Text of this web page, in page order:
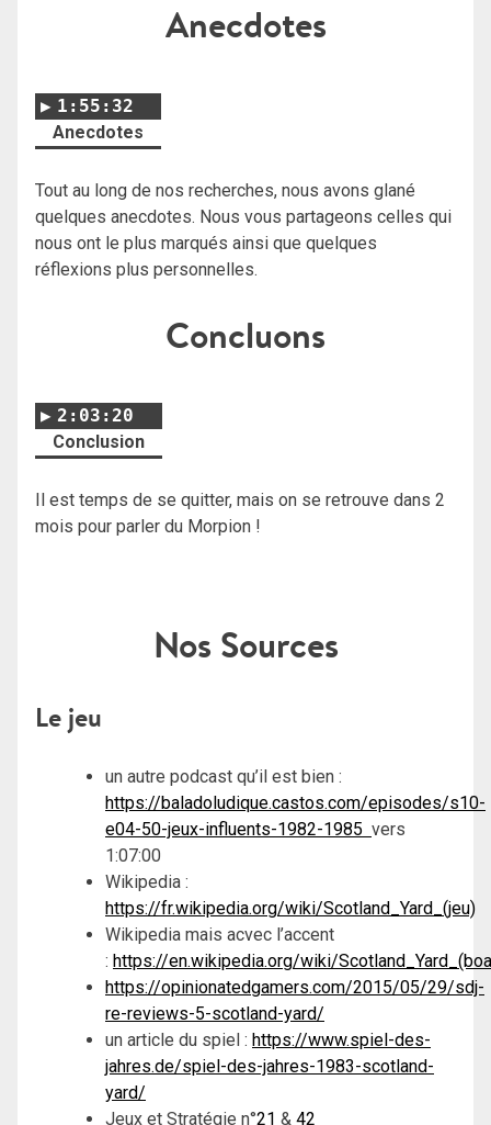
Anecdotes
1:55:32
Anecdotes
Tout au long de nos recherches, nous avons glané
quelques anecdotes. Nous vous partageons celles qui
nous ont le plus marqués ainsi que quelques
réflexions plus personnelles.
Concluons
2:03:20
Conclusion
Il est temps de se quitter, mais on se retrouve dans 2
mois pour parler du Morpion !
Nos Sources
Le jeu
un autre podcast qu’il est bien :
https://baladoludique.castos.com/episodes/s10-
e04-50-jeux-influents-1982-1985 vers
1:07:00
Wikipedia :
https://fr.wikipedia.org/wiki/Scotland_Yard_(jeu)
Wikipedia mais acvec l’accent
: https://en.wikipedia.org/wiki/
https://opinionatedgamers.com/2015/05/29/sdj-
re-reviews-5-scotland-yard/
un article du spiel : https://www.spiel-des-
jahres.de/spiel-des-jahres-1983-scotland-
yard/
Jeux et Stratégie n°21 & 42